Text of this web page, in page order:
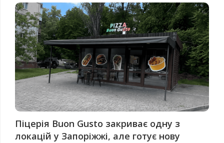
Піцерія Buon Gusto закриває одну з
локацій у Запоріжжі, але готує нову